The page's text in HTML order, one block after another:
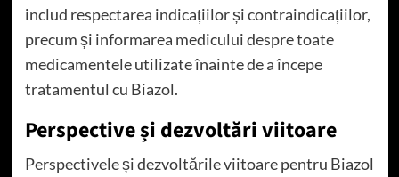
includ respectarea indicațiilor și contraindicațiilor,
precum și informarea medicului despre toate
medicamentele utilizate înainte de a începe
tratamentul cu Biazol.
Perspective și dezvoltări viitoare
Perspectivele și dezvoltările viitoare pentru Biazol